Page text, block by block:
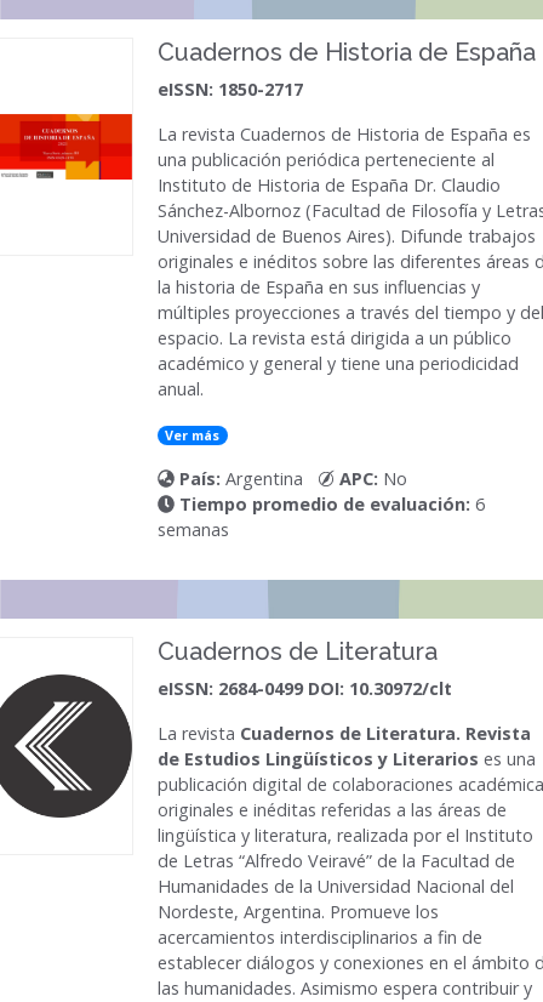
Cuadernos de Historia de España
eISSN: 1850-2717
La revista Cuadernos de Historia de España es
una publicación periódica perteneciente al
Instituto de Historia de España Dr. Claudio
Sánchez-Albornoz (Facultad de Filosofía y
Universidad de Buenos Aires). Difunde trabajos
originales e inéditos sobre las diferentes áreas
la historia de España en sus influencias y
múltiples proyecciones a través del tiempo y del
espacio. La revista está dirigida a un público
académico y general y tiene una periodicidad
anual.
Ver más
País: Argentina APC: No
Tiempo promedio de evaluación: 6
semanas
Cuadernos de Literatura
eISSN: 2684-0499 DOI: 10.30972/clt
La revista Cuadernos de Literatura. Revista
de Estudios Lingüísticos y Literarios es una
publicación digital de colaboraciones
originales e inéditas referidas a las áreas de
lingüística y literatura, realizada por el Instituto
de Letras “Alfredo Veiravé” de la Facultad de
Humanidades de la Universidad Nacional del
Nordeste, Argentina. Promueve los
acercamientos interdisciplinarios a fin de
establecer diálogos y conexiones en el ámbito
las humanidades. Asimismo espera contribuir y